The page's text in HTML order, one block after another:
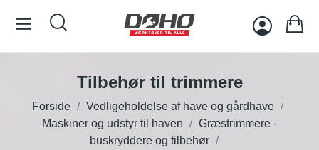
Tilbehør til trimmere
Forside
Vedligeholdelse af have og gårdhave
Maskiner og udstyr til haven
Græstrimmere -
buskryddere og tilbehør